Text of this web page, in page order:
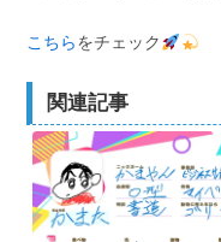
こちらをチェック
関連記事